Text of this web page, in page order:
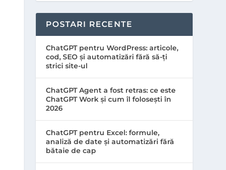
POSTARI RECENTE
ChatGPT pentru WordPress: articole,
cod, SEO și automatizări fără să-ți
strici site-ul
ChatGPT Agent a fost retras: ce este
ChatGPT Work și cum îl folosești în
2026
ChatGPT pentru Excel: formule,
analiză de date și automatizări fără
bătaie de cap